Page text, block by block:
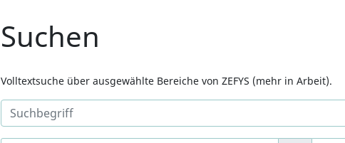
Suchen
Volltextsuche über ausgewählte Bereiche von ZEFYS (mehr in Arbeit).